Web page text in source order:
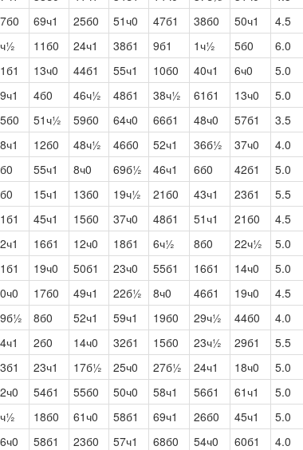
69ч1 25б0 51ч0 47б1 38б0 50ч1 4.5
11б0 24ч1 38б1 9б1 1ч½ 5б0 6.0
13ч0 44б1 55ч1 10б0 40ч1 6ч0 5.0
4б0 46ч½ 48б1 38ч½ 61б1 13ч0 5.0
51ч½ 59б0 64ч0 66б1 48ч0 57б1 3.5
12б0 48ч½ 46б0 52ч1 36б½ 37ч0 4.0
55ч1 8ч0 69б½ 46ч1 6б0 42б1 5.0
15ч1 13б0 19ч½ 21б0 43ч1 23б1 5.5
45ч1 15б0 37ч0 48б1 51ч1 21б0 4.5
16б1 12ч0 18б1 6ч½ 8б0 22ч½ 5.0
19ч0 50б1 23ч0 55б1 16б1 14ч0 5.0
17б0 49ч1 22б½ 8ч0 46б1 19ч0 4.5
8б0 52ч1 59ч1 19б0 29ч½ 44б0 4.0
2б0 14ч0 32б1 15б0 23ч½ 29б1 5.5
23ч1 17б½ 25ч0 27б½ 24ч1 18ч0 5.0
54б1 55б0 50ч0 58ч1 56б1 61ч1 5.0
18б0 61ч0 58б1 69ч1 26б0 45ч1 5.0
58б1 23б0 57ч1 68б0 54ч0 60б1 4.0